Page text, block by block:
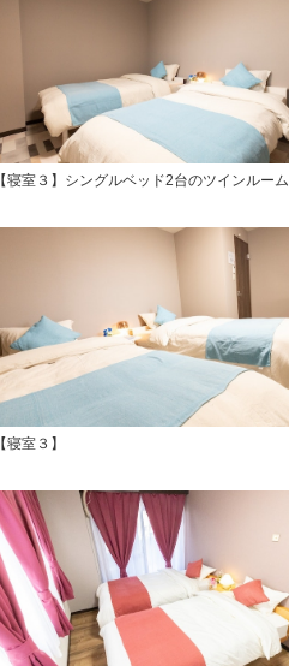
【寝室３】シングルベッド2台のツインルーム
【寝室３】